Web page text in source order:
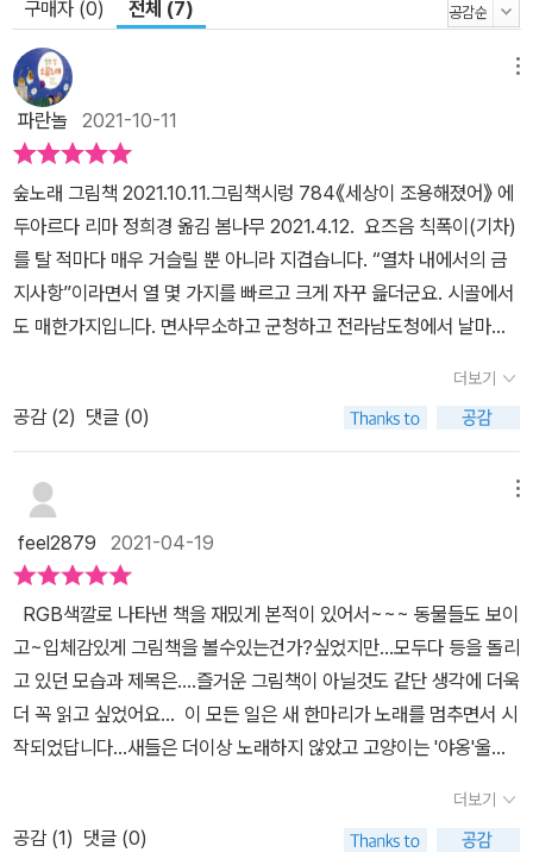
구매자 (0) 전체 (7)
파란놀 2021-10-11
숲노래 그림책 2021.10.11.그림책시렁 784《세상이 조용해졌어》 에
두아르다 리마 정희경 옮김 봄나무 2021.4.12. 요즈음 칙폭이(기차)
를 탈 적마다 매우 거슬릴 뿐 아니라 지겹습니다. “열차 내에서의 금
지사항”이라면서 열 몇 가지를 빠르고 크게 자꾸 읊더군요. 시골에서
도 매한가지입니다. 면사무소하고 군청하고 전라남도청에서 날마다
가도 꼬박꼬박 자취를 남기라 하고, 끝없이 ‘발열체크’에 ‘소독·방
역’에 ‘큐알코드 인증’을 하는 판입니다. 안 아플 사람도 아프라고 내
몰면서, 모든 사람한테 차꼬를 채워, 그저 나라가 시키는 대로 고분고
분 구는 종살이로 옮매는 흐름입니다. 그런데 벼슬아치뿐 아니라 여
느사람 스스로 이 물결에 앞장섭니다. ‘박정희 새마을운동 독재’랑 뭐
가 다를까요? ‘전두환 바르게살기 독재’랑 무엇이 다른가요? 《세상이
조용해졌어》는 오늘날 이 ‘바보사슬’이 어떻게 태어나서 누가 어떻게
옥죄며 앞으로 어떤 낭떠러지로 달려가는가를 찬찬히 보여줍니다. 입
을 가려서 노래는커녕 말조차 벙긋하지 못하도록 틀어막는 곳은 안
즐겁고 안 아름답습니다. 이른바 ‘자유·민주·평화·평등’이 온통 죽어버
립니다. 싸움판(군대)으로 아늑살림(평화)을 못 지킵니다. 입가리개
와 차꼬로는 살림도 사랑도 못 낳고, 아기가 태어날 길까지 가로막겠
더보기
공감 (2) 댓글 (0)
feel2879 2021-04-19
RGB색깔로 나타낸 책을 재밌게 본적이 있어서~~~ 동물들도 보이
고~입체감있게 그림책을 볼수있는건가?싶었지만...모두다 등을 돌리
고 있던 모습과 제목은....즐거운 그림책이 아닐것도 같단 생각에 더욱
더 꼭 읽고 싶었어요... 이 모든 일은 새 한마리가 노래를 멈추면서 시
작되었답니다...새들은 더이상 노래하지 않았고 고양이는 '야옹'울지
니지 않았고동물들은 서로 약속이라도 한듯 모두 움직이지 않았어요
그렇게....온 세상이 조용해졌어요 책을 읽고 보니 환경오염을 깊이
더보기
공감 (1) 댓글 (0)